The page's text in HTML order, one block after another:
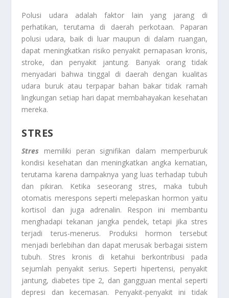
Polusi udara adalah faktor lain yang jarang di
perhatikan, terutama di daerah perkotaan. Paparan
polusi udara, baik di luar maupun di dalam ruangan,
dapat meningkatkan risiko penyakit pernapasan kronis,
stroke, dan penyakit jantung. Banyak orang tidak
menyadari bahwa tinggal di daerah dengan kualitas
udara buruk atau terpapar bahan bakar tidak ramah
lingkungan setiap hari dapat membahayakan kesehatan
mereka.
STRES
Stres memiliki peran signifikan dalam memperburuk
kondisi kesehatan dan meningkatkan angka kematian,
terutama karena dampaknya yang luas terhadap tubuh
dan pikiran. Ketika seseorang stres, maka tubuh
otomatis merespons seperti melepaskan hormon yaitu
kortisol dan juga adrenalin. Respon ini membantu
menghadapi tekanan jangka pendek, tetapi jika stres
terjadi terus-menerus. Produksi hormon tersebut
menjadi berlebihan dan dapat merusak berbagai sistem
tubuh. Stres kronis di ketahui berkontribusi pada
sejumlah penyakit serius. Seperti hipertensi, penyakit
jantung, diabetes tipe 2, dan gangguan mental seperti
depresi dan kecemasan. Penyakit-penyakit ini tidak